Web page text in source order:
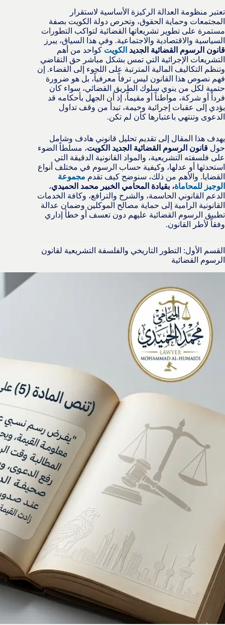
تعتبر منظومة العدالة الركيزة الأساسية لاستقرار
المجتمعات وحماية الحقوق، وتحرص دولة الكويت بصفة
مستمرة على تطوير تشريعاتها القضائية لتواكب التطورات
السياسية والاقتصادية والاجتماعية. وفي هذا السياق، يبرز
قانون الرسوم القضائية الجديد الكويت كواحد من أهم
التشريعات الإجرائية التي تمس بشكل مباشر حق التقاضي
وتنظم التكاليف المالية المترتبة على اللجوء إلى القضاء. إن
فهم نصوص هذا القانون ليس ترفاً معرفياً، بل هو ضرورة
حتمية لكل من ينوي سلوك الطريق القضائي، سواء كان
فرداً أو شركة، مواطناً أو مقيماً، إذ أن الجهل بأحكامه قد
يؤدي إلى عقبات إجرائية وخيمة، تبدأ من وقف تداول
الدعوى وتنتهي باعتبارها كأن لم تكن.
يهدف هذا المقال إلى تقديم تحليل قانوني هادف وشامل
حول قانون الرسوم القضائية الجديد الكويت، مسلطاً الضوء
على فلسفته التشريعية، والمواد القانونية الدقيقة التي
استحدثها أو عدلها، وكيفية حساب الرسوم في مختلف أنواع
القضايا. والأهم من ذلك، سنوضح كيف تقدم مجموعة
الوجيز للمحاماة، بقيادة المحامي الخبير محمد الحميدي،
الدعم القانوني الحاسمة، والشرح والترافع، وكافة الخدمات
القانونية الرامية إلى حماية مصالح الموكلين وضمان عدالة
تطبيق الرسوم القضائية عليهم دون تعسف أو خطأ إداري
وفقاً لأطر القانون.
القسم الأول: التطور التاريخي والفلسفة التشريعية لقانون
الرسوم القضائية